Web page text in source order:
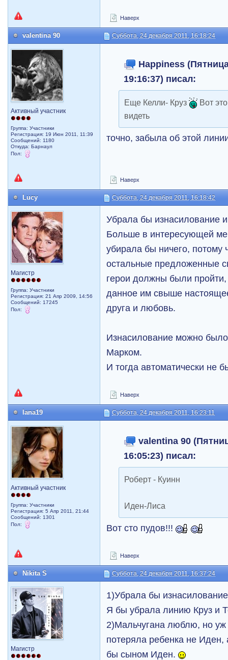
Наверх
valentina 90 Суббота, 24 декабря 2011, 16:18:24
Активный участник
Группа: Участники
Регистрация: 19 Июн 2011, 11:39
Сообщений: 1180
Откуда: Барнаул
Пол:
Happiness
19:16:37) писал:
Еще Келли- Круз
Вот
видеть
точно, забыла об этой
Наверх
Lucy Суббота, 24 декабря 2011, 16:18:42
Магистр
Группа: Участники
Регистрация: 21 Апр 2009, 14:56
Сообщений: 17245
Пол:
Убрала бы изнасилование
Больше в интересующей
убирала бы ничего, потому
остальные предложенные
герои должны были пройти,
данное им свыше
друга и любовь.
Изнасилование можно
Марком.
И тогда автоматически не
Наверх
lana19 Суббота, 24 декабря 2011, 16:23:11
Активный участник
Группа: Участники
Регистрация: 5 Апр 2011, 21:44
Сообщений: 1301
Пол:
valentina 90
16:05:23) писал:
Роберт - Куинн
Иден-Лиса
Вот сто пудов!!!
Наверх
Nikita S Суббота, 24 декабря 2011, 16:37:24
Магистр
1)Убрала бы
Я бы убрала линию Круз и
2)Мальчугана люблю, но
потеряла ребенка не
бы сыном Иден.